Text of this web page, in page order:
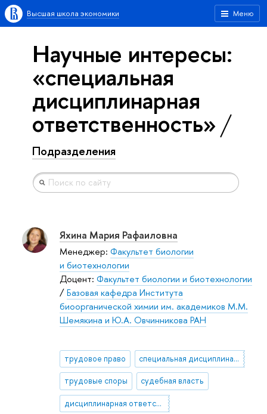
Меню
Высшая школа экономики
Научные интересы:
«специальная
дисциплинарная
ответственность»
Подразделения
Яхина Мария Рафаиловна
Менеджер: Факультет биологии
и биотехнологии
Доцент: Факультет биологии и биотехнологии
/Базовая кафедра Института
биоорганической химии им. академиков М.М.
Шемякина и Ю.А. Овчинникова РАН
трудовое право специальная дисциплинарная ответственность
трудовые споры судебная власть
дисциплинарная ответственность